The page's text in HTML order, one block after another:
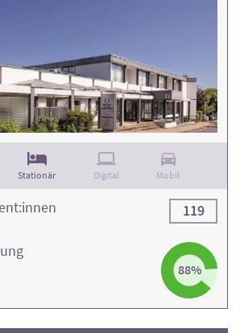
Stationär Digital Mobil
88%
119